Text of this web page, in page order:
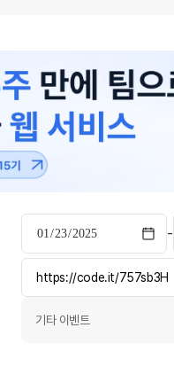
-
https://code.it/757sb3H
기타 이벤트